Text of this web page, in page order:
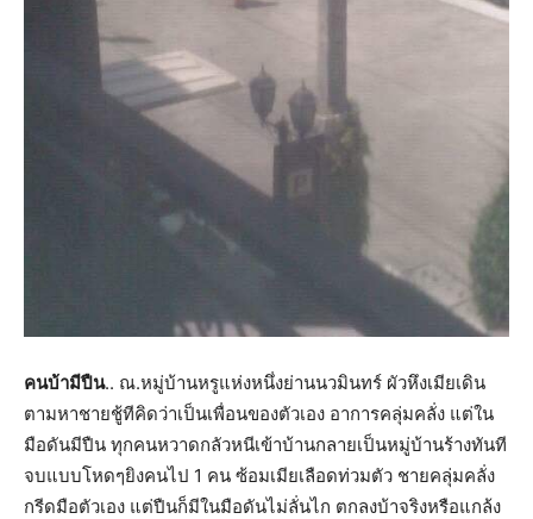
คนบ้ามีปืน.. ณ.หมู่บ้านหรูแห่งหนึ่งย่านนวมินทร์ ผัวหึงเมียเดิน
ตามหาชายชู้ทีคิดว่าเป็นเพื่อนของตัวเอง อาการคลุ่มคลั่ง แต่ใน
มือดันมีปืน ทุกคนหวาดกลัวหนีเข้าบ้านกลายเป็นหมู่บ้านร้างทันที
จบแบบโหดๆยิงคนไป 1 คน ซ้อมเมียเลือดท่วมตัว ชายคลุ่มคลั่ง
กรีดมือตัวเอง แต่ปืนก็มีในมือดันไม่ลั่นไก ตกลงบ้าจริงหรือแกล้ง